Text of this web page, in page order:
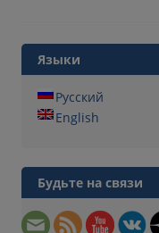
Языки
Русский
English
Будьте на связи